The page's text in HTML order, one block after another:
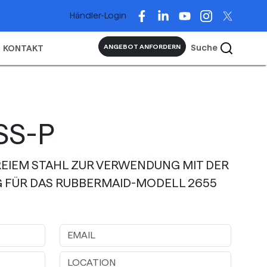
Händler-Login
KONTAKT ANGEBOT ANFORDERN Suche
P
STAHL ZUR VERWENDUNG MIT DER
DAS RUBBERMAID-MODELL 2655